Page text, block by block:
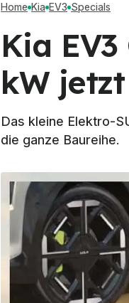
Home Kia EV3 Specials
Kia
kW
Das kleine Elektro-
die ganze Baureihe.